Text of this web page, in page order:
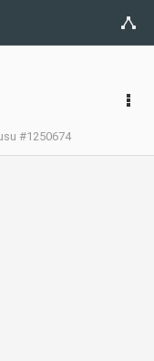
#1250674